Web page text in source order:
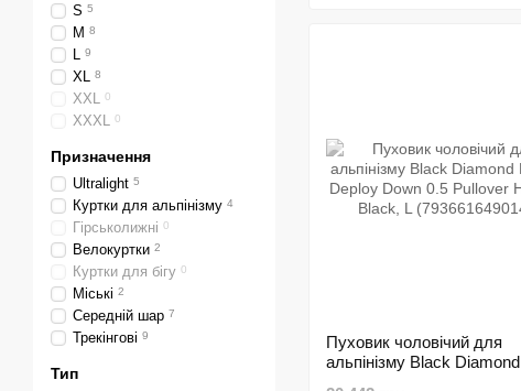
Пуховик чоловічий для
альпінізму Black Diamond
S 5
M 8
L 9
XL 8
XXL 0
XXXL 0
Призначення
Ultralight 5
Куртки для альпінізму 4
Гірськолижні 0
Велокуртки 2
Куртки для бігу 0
Міські 2
Середній шар 7
Трекінгові 9
Тип